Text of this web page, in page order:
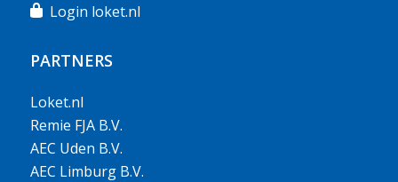
Login loket.nl
PARTNERS
Loket.nl
Remie FJA B.V.
AEC Uden B.V.
AEC Limburg B.V.